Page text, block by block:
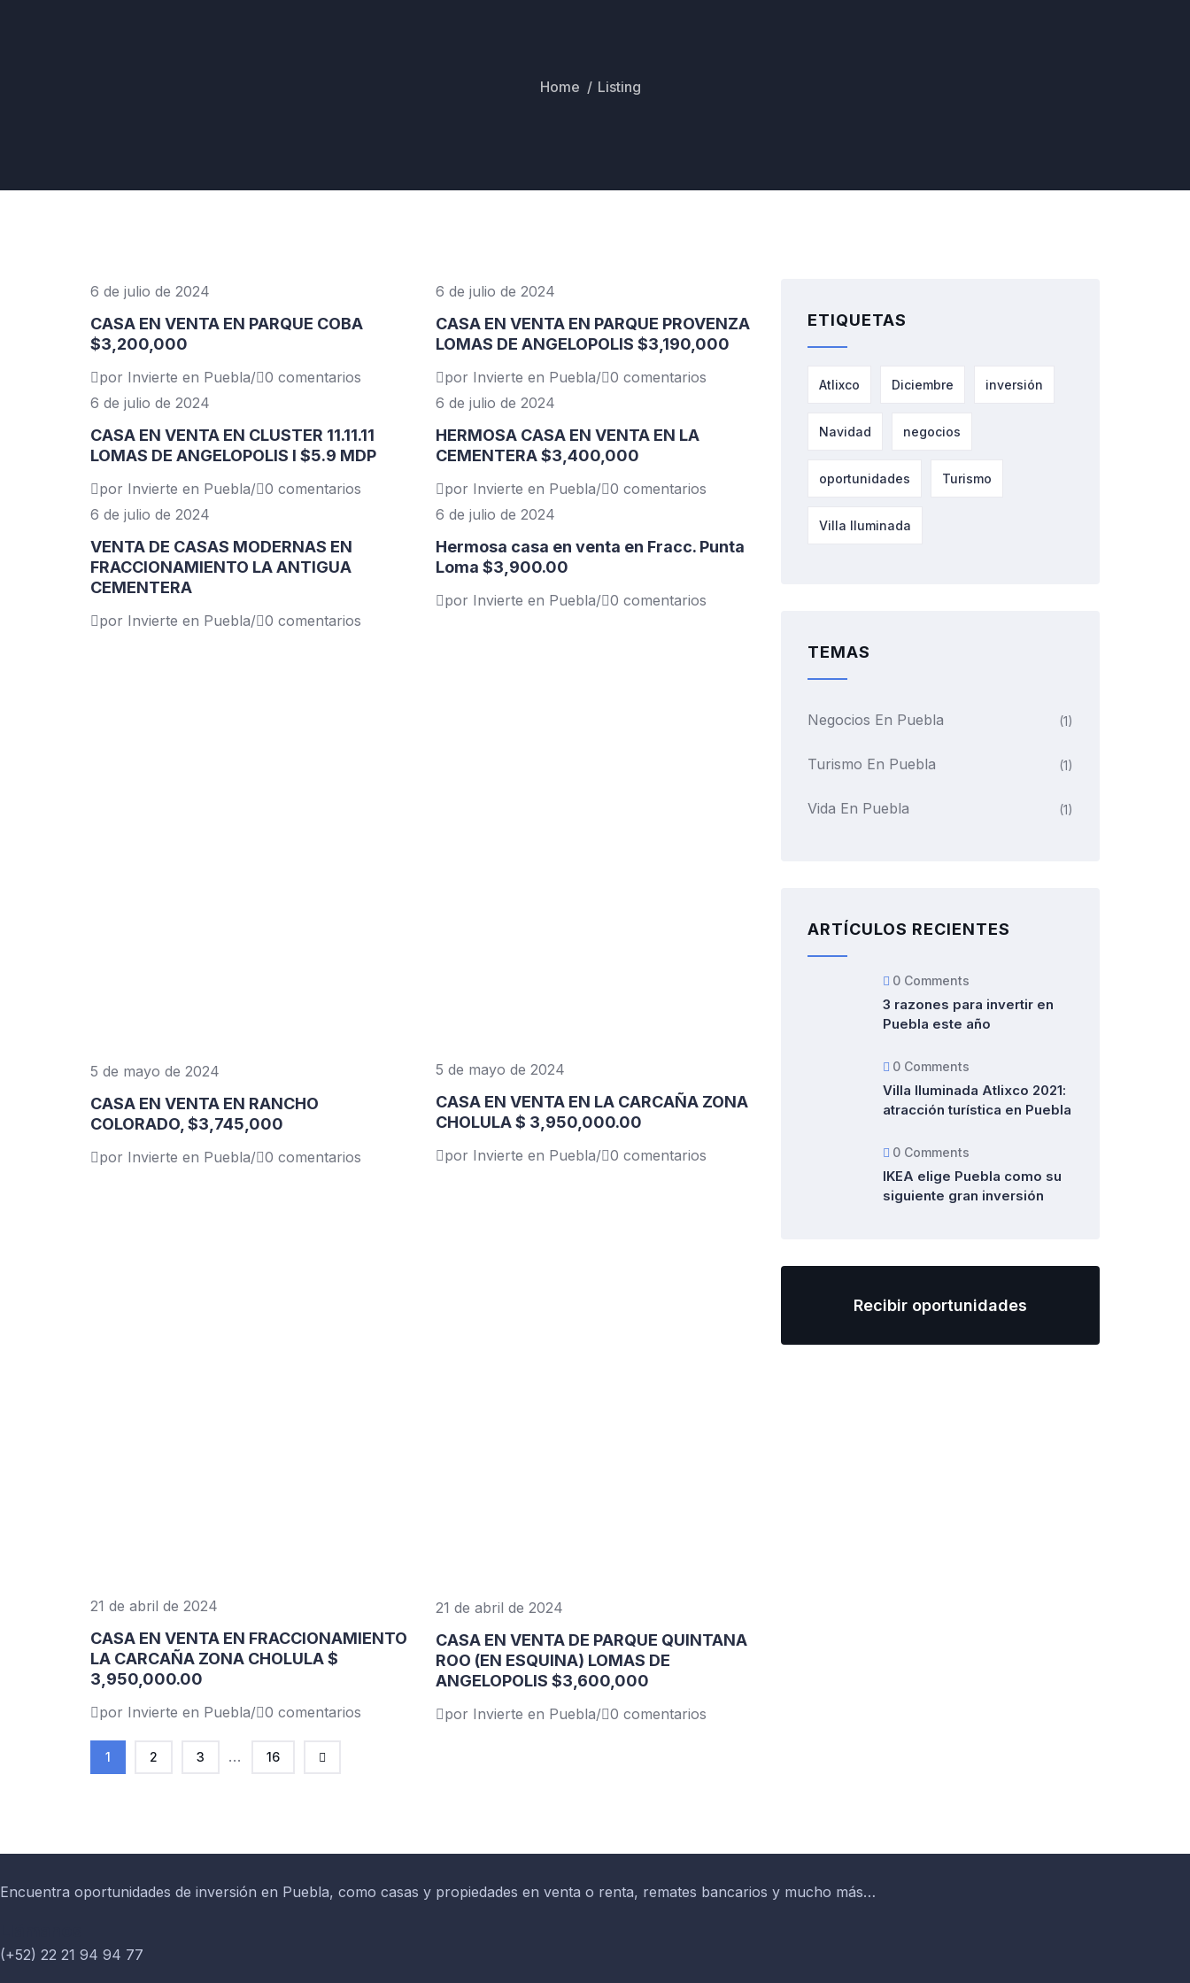
Home Listing
6 de julio de 2024
CASA EN VENTA EN PARQUE COBA
$3,200,000
por Invierte en Puebla/ 0 comentarios
6 de julio de 2024
CASA EN VENTA EN PARQUE PROVENZA
LOMAS DE ANGELOPOLIS $3,190,000
por Invierte en Puebla/ 0 comentarios
6 de julio de 2024
CASA EN VENTA EN CLUSTER 11.11.11
LOMAS DE ANGELOPOLIS I $5.9 MDP
por Invierte en Puebla/ 0 comentarios
6 de julio de 2024
HERMOSA CASA EN VENTA EN LA
CEMENTERA $3,400,000
por Invierte en Puebla/ 0 comentarios
6 de julio de 2024
VENTA DE CASAS MODERNAS EN
FRACCIONAMIENTO LA ANTIGUA
CEMENTERA
por Invierte en Puebla/ 0 comentarios
6 de julio de 2024
Hermosa casa en venta en Fracc. Punta
Loma $3,900.00
por Invierte en Puebla/ 0 comentarios
5 de mayo de 2024
CASA EN VENTA EN RANCHO
COLORADO, $3,745,000
por Invierte en Puebla/ 0 comentarios
5 de mayo de 2024
CASA EN VENTA EN LA CARCAÑA ZONA
CHOLULA $ 3,950,000.00
por Invierte en Puebla/ 0 comentarios
21 de abril de 2024
CASA EN VENTA EN FRACCIONAMIENTO
LA CARCAÑA ZONA CHOLULA $
3,950,000.00
por Invierte en Puebla/ 0 comentarios
21 de abril de 2024
CASA EN VENTA DE PARQUE QUINTANA
ROO (EN ESQUINA) LOMAS DE
ANGELOPOLIS $3,600,000
por Invierte en Puebla/ 0 comentarios
1 2 3 ... 16
ETIQUETAS
Atlixco Diciembre inversión
Navidad negocios
oportunidades Turismo
Villa Iluminada
TEMAS
Negocios En Puebla (1)
Turismo En Puebla (1)
Vida En Puebla (1)
ARTÍCULOS RECIENTES
0 Comments
3 razones para invertir en
Puebla este año
0 Comments
Villa Iluminada Atlixco 2021:
atracción turística en Puebla
0 Comments
IKEA elige Puebla como su
siguiente gran inversión
Recibir oportunidades
Encuentra oportunidades de inversión en Puebla, como casas y propiedades en venta o renta, remates bancarios y mucho más…
(+52) 22 21 94 94 77